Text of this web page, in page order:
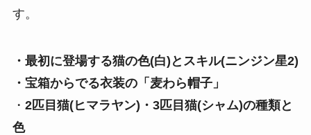
す。
・最初に登場する猫の色(白)とスキル(ニンジン星2)
・宝箱からでる衣装の「麦わら帽子」
・ 2匹目猫(ヒマラヤン)・3匹目猫(シャム)の種類と
色